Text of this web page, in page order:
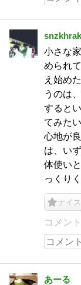
snzkhrak
小さな
められ
え始め
うのは
すると
てみた
心地が
は、い
体使い
っくり
ナイス
コメン
あーる